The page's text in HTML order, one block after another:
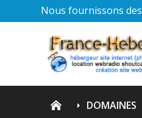
Nous fournissons des
DOMAINES